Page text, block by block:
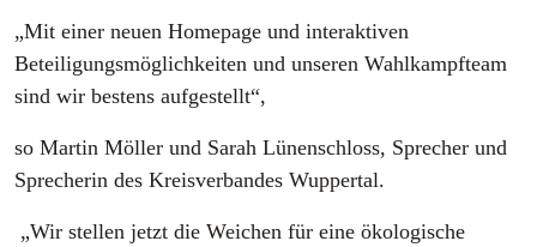
„Mit einer neuen Homepage und interaktiven
Beteiligungsmöglichkeiten und unseren Wahlkampfteam
sind wir bestens aufgestellt“,
so Martin Möller und Sarah Lünenschloss, Sprecher und
Sprecherin des Kreisverbandes Wuppertal.
„Wir stellen jetzt die Weichen für eine ökologische